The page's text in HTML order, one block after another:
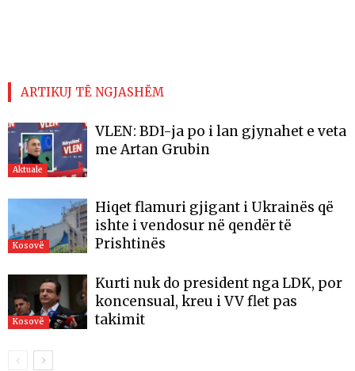
ARTIKUJ TË NGJASHËM
Aktuale
VLEN: BDI-ja po i lan gjynahet e veta
me Artan Grubin
Kosovë
Hiqet flamuri gjigant i Ukrainës që
ishte i vendosur në qendër të
Prishtinës
Kosovë
Kurti nuk do president nga LDK, por
koncensual, kreu i VV flet pas
takimit